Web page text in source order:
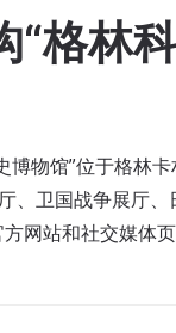
“格林
物馆”位于格林
、卫国战争展厅
网站和社交媒体